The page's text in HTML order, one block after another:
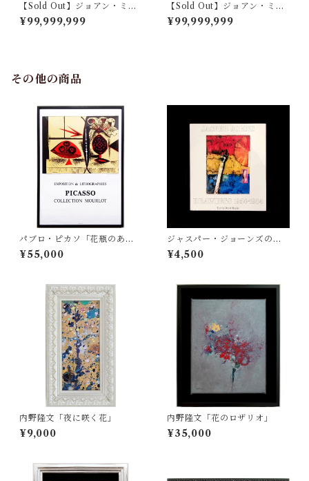
【Sold Out】ジョアン・ミロ
「『デリエール・ル・ミロワ
ール no.169』より MIRO A
¥99,999,999
【Sold Out】ジョアン・ミロ
「『黄金の羽のトカゲ』よ
り Pl.10」
¥99,999,999
その他の商品
パブロ・ピカソ「花瓶のある
コンポジション」
¥55,000
ジャスパー・ジョーンズのド
ローイング作品集
¥4,500
内野隆文「夜に咲く花」
¥9,000
内野隆文「花のロザリオ」
¥35,000